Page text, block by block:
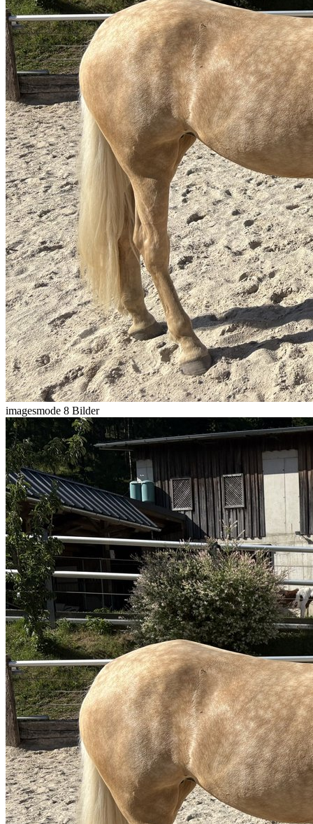
imagesmode 8 Bilder